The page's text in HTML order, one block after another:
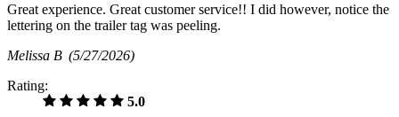
Great experience. Great customer service!! I did however, notice the
lettering on the trailer tag was peeling.
Melissa B (5/27/2026)
Rating:
5.0